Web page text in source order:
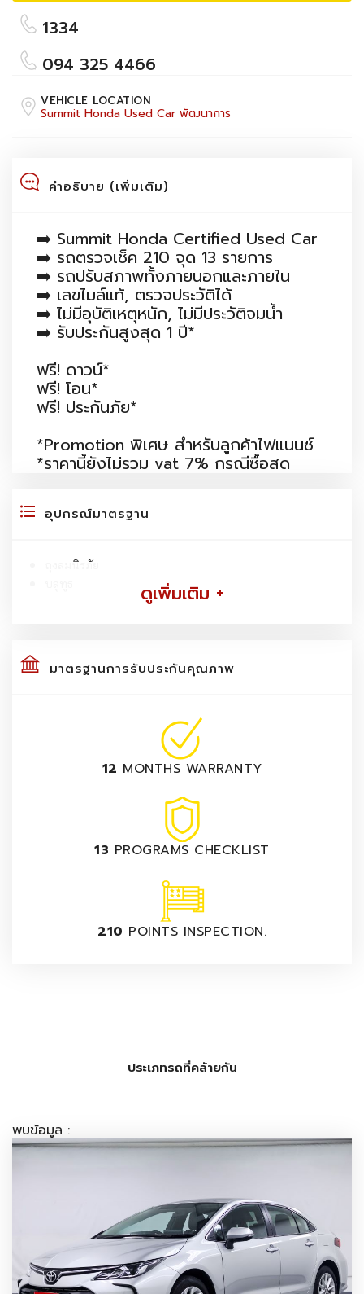
คำอธิบาย (เพิ่มเติม)
➡️ Summit Honda Certified Used Car
➡️ รถตรวจเช็ค 210 จุด 13 รายการ
➡️ รถปรับสภาพทั้งภายนอกและภายใน
➡️ เลขไมล์แท้, ตรวจประวัติได้
➡️ ไม่มีอุบัติเหตุหนัก, ไม่มีประวัติจมน้ำ
➡️ รับประกันสูงสุด 1 ปี*
ฟรี! ดาวน์*
ฟรี! โอน*
ฟรี! ประกันภัย*
*Promotion พิเศษ สำหรับลูกค้าไฟแนนซ์
*ราคานี้ยังไม่รวม vat 7% กรณีซื้อสด
อุปกรณ์มาตรฐาน
ถุงลมนิรภัย
ดูเพิ่มเติม +
มาตรฐานการรับประกันคุณภาพ
12 MONTHS WARRANTY
13 PROGRAMS CHECKLIST
210 POINTS INSPECTION.
1334
094 325 4466
VEHICLE LOCATION
Summit Honda Used Car พัฒนาการ
ประเภทรถที่คล้ายกัน
พบข้อมูล :